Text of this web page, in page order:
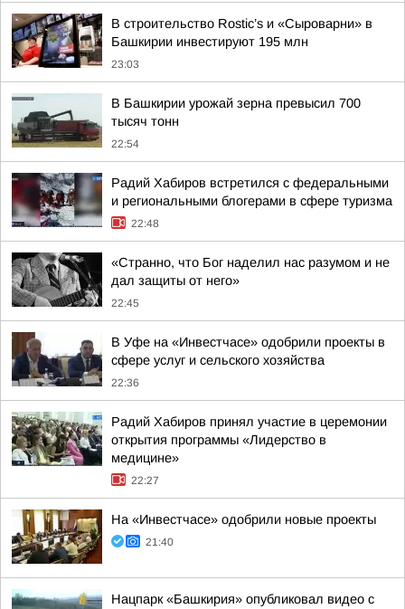
В строительство Rostic’s и «Сыроварни» в
Башкирии инвестируют 195 млн
23:03
В Башкирии урожай зерна превысил 700
тысяч тонн
22:54
Радий Хабиров встретился с федеральными
и региональными блогерами в сфере туризма
22:48
«Странно, что Бог наделил нас разумом и не
дал защиты от него»
22:45
В Уфе на «Инвестчасе» одобрили проекты в
сфере услуг и сельского хозяйства
22:36
Радий Хабиров принял участие в церемонии
открытия программы «Лидерство в
медицине»
22:27
На «Инвестчасе» одобрили новые проекты
21:40
Нацпарк «Башкирия» опубликовал видео с